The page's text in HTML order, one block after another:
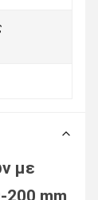
με
200 mm